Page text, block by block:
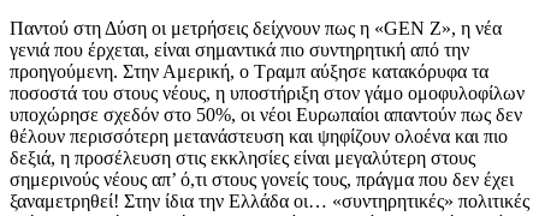
Παντού στη Δύση οι μετρήσεις δείχνουν πως η «GEN Ζ», η νέα
γενιά που έρχεται, είναι σημαντικά πιο συντηρητική από την
προηγούμενη. Στην Αμερική, ο Τραμπ αύξησε κατακόρυφα τα
ποσοστά του στους νέους, η υποστήριξη στον γάμο ομοφυλοφίλων
υποχώρησε σχεδόν στο 50%, οι νέοι Ευρωπαίοι απαντούν πως δεν
θέλουν περισσότερη μετανάστευση και ψηφίζουν ολοένα και πιο
δεξιά, η προσέλευση στις εκκλησίες είναι μεγαλύτερη στους
σημερινούς νέους απ’ ό,τι στους γονείς τους, πράγμα που δεν έχει
ξαναμετρηθεί! Στην ίδια την Ελλάδα οι… «συντηρητικές» πολιτικές